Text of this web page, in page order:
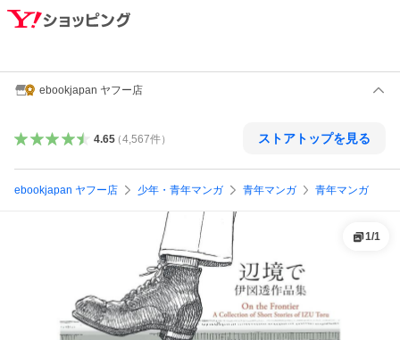
ebookjapan ヤフー店
4.65（4,567件） ストアトップを見る
ebookjapan ヤフー店 少年・青年マンガ 青年マンガ 青年マンガ
1/1